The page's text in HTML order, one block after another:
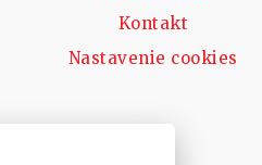
Kontakt
Nastavenie cookies